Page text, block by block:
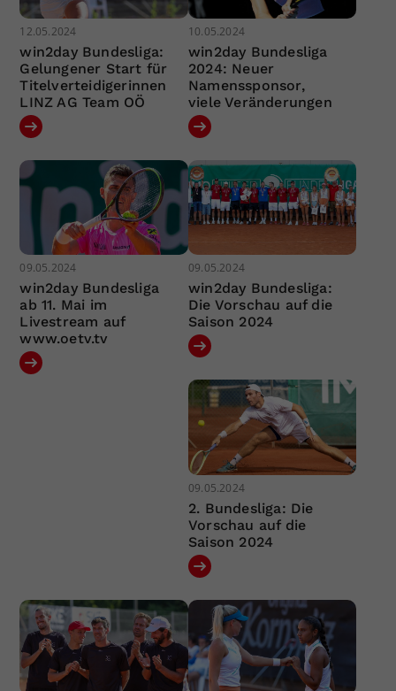
12.05.2024
win2day Bundesliga:
Gelungener Start für
Titelverteidigerinnen
LINZ AG Team OÖ
10.05.2024
win2day Bundesliga
2024: Neuer
Namenssponsor,
viele Veränderungen
09.05.2024
win2day Bundesliga
ab 11. Mai im
Livestream auf
www.oetv.tv
09.05.2024
win2day Bundesliga:
Die Vorschau auf die
Saison 2024
09.05.2024
2. Bundesliga: Die
Vorschau auf die
Saison 2024